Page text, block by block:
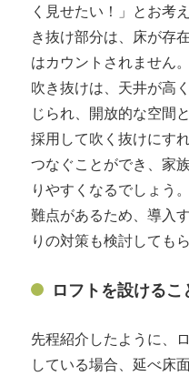
く見せたい！」とお考
き抜け部分は、床が存
はカウントされません。
吹き抜けは、天井が高
じられ、開放的な空間
採用して吹く抜けにす
つなぐことができ、家
りやすくなるでしょう
難点があるため、導入
りの対策も検討しても
ロフトを設ける
先程紹介したように、
している場合、延べ床